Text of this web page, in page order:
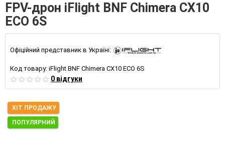
FPV-дрон iFlight BNF Chimera CX10
ECO 6S
Офіційний представник в Україні:
Код товару: iFlight BNF Chimera CX10 ECO 6S
0 відгуки
ХІТ ПРОДАЖУ
ПОПУЛЯРНИЙ